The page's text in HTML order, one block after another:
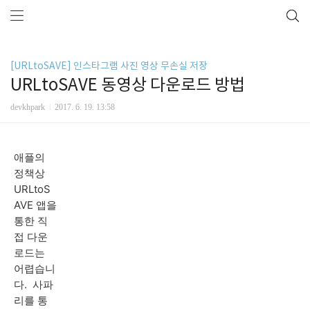
[URLtoSAVE] 인스타그램 사진 영상 무손실 저장
URLtoSAVE 동영상 다운로드 방법
devkhpark 2017. 6. 19. 13:58
애플의
정책상
URLtoS
AVE 앱을
통한 직
접 다운
로드는
어렵습니
다. 사파
리를 통